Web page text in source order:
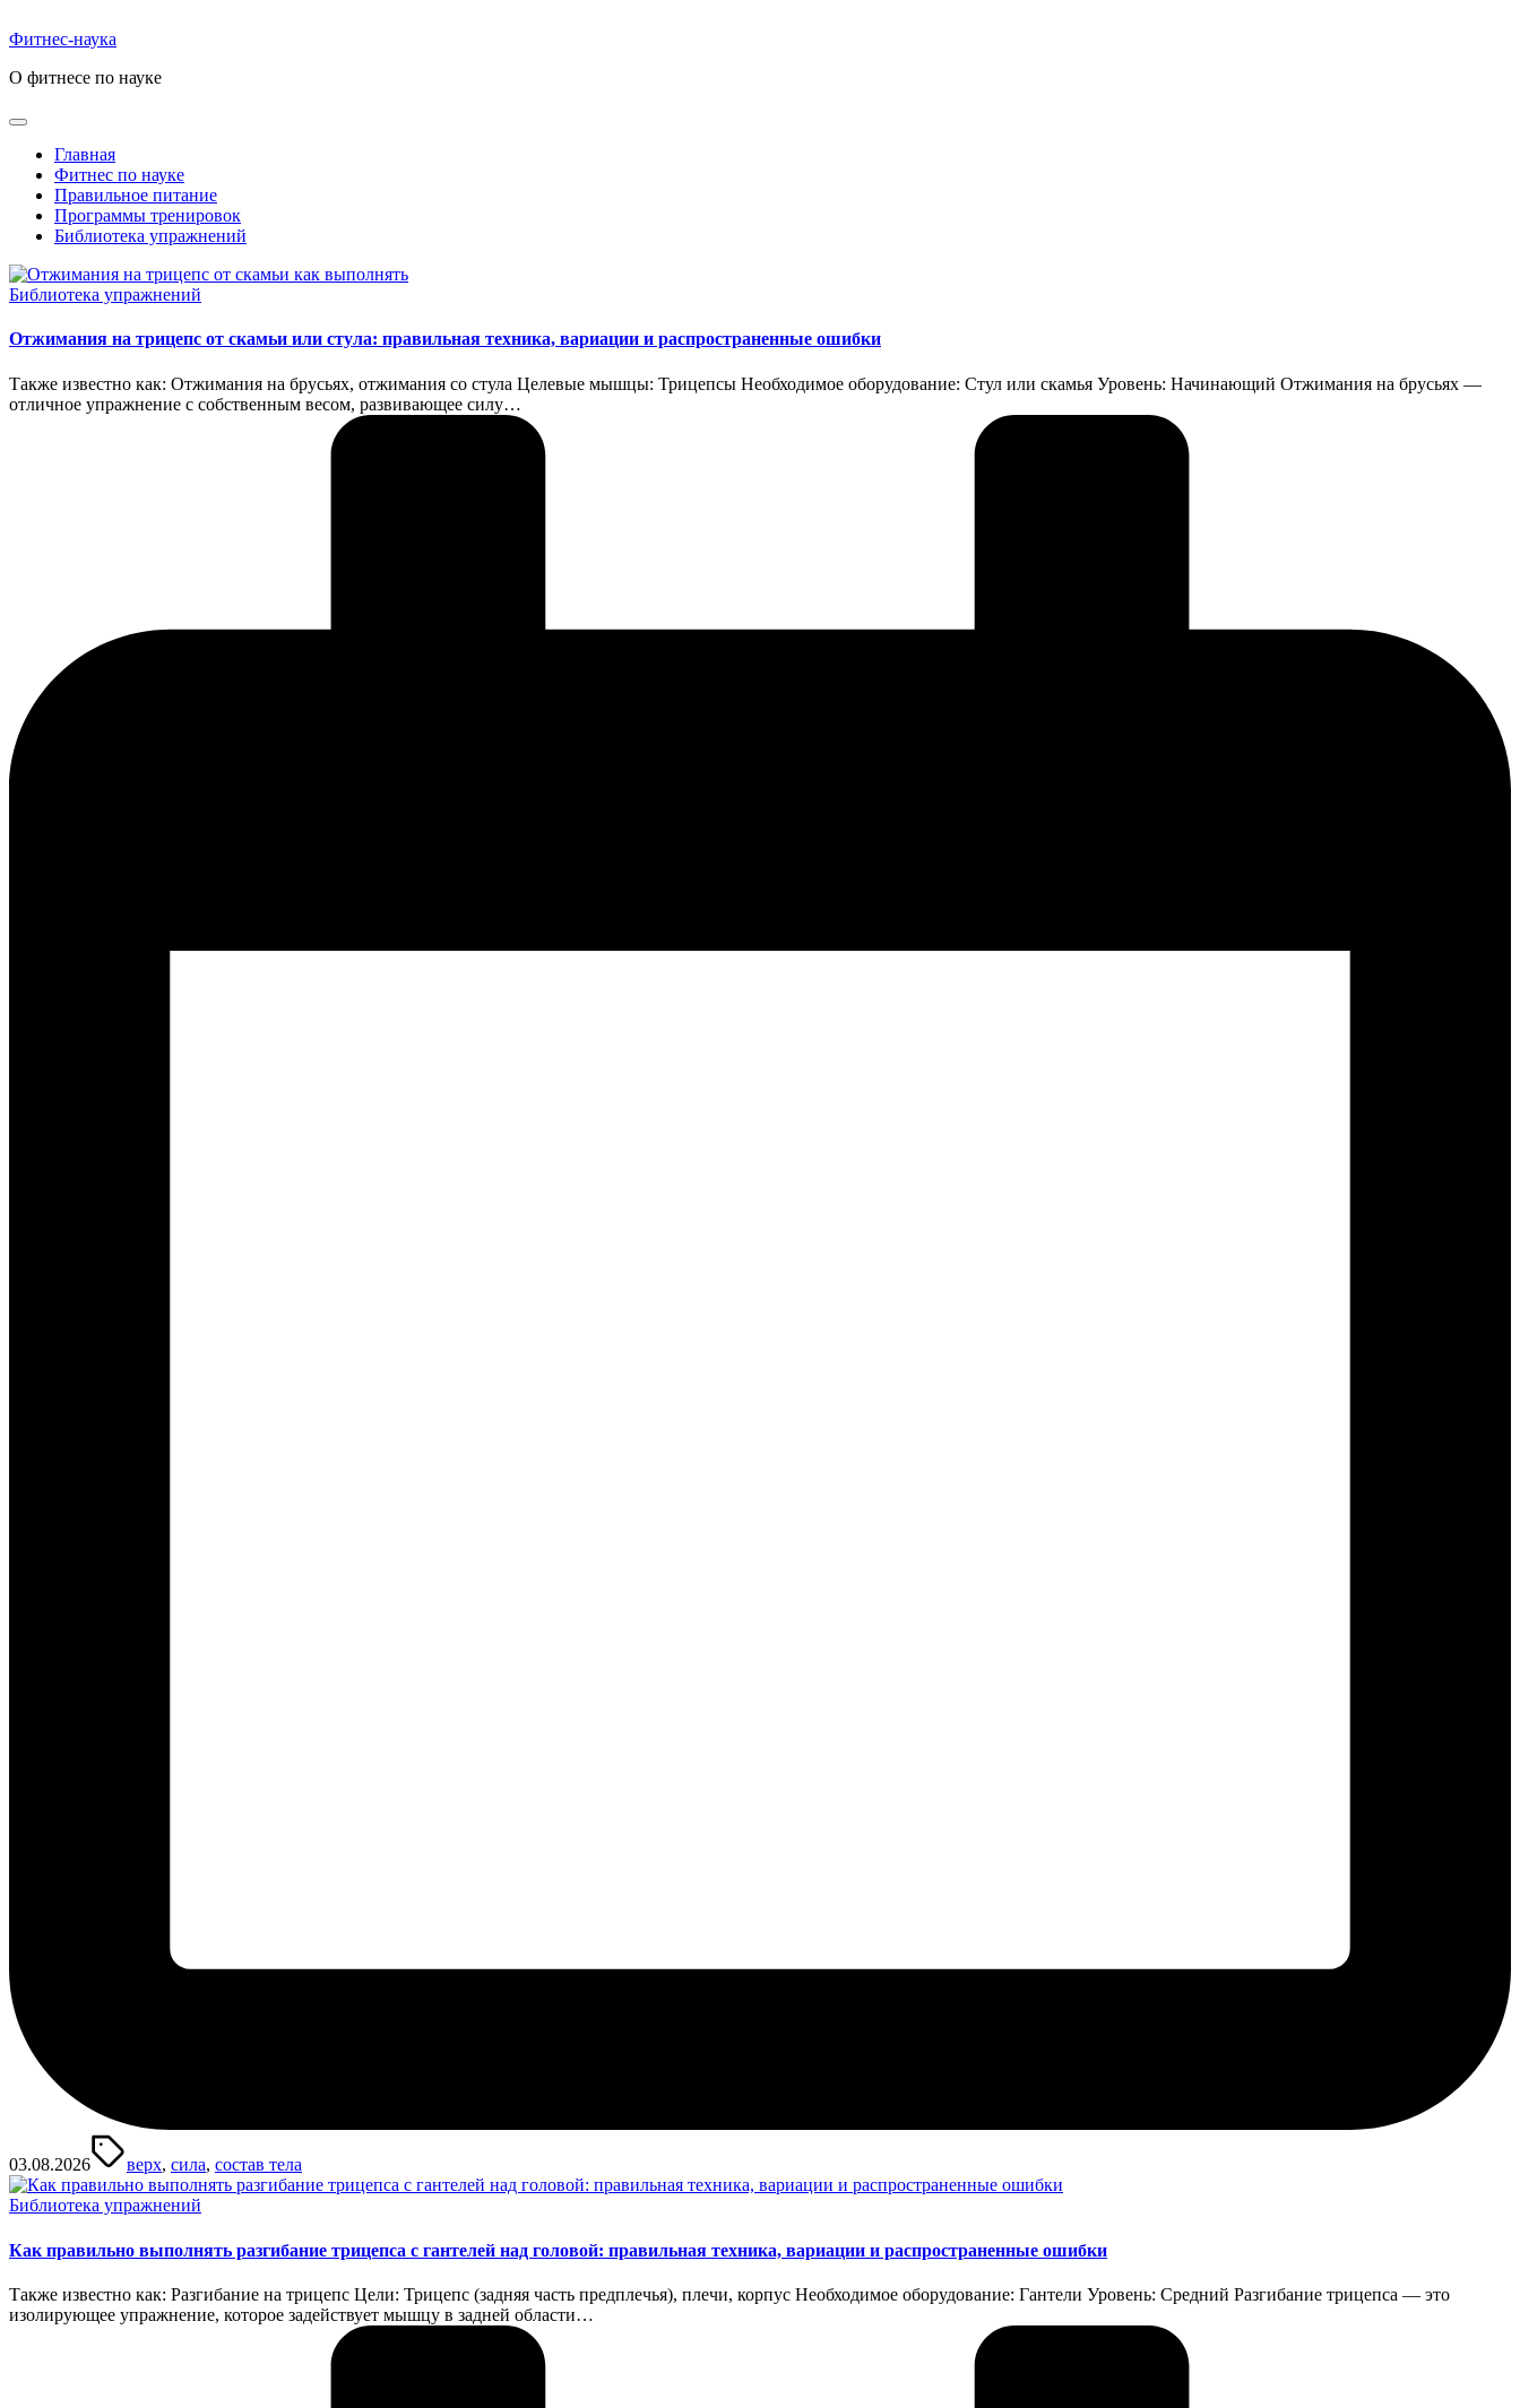
к
Фитнес-наука
О фитнесе по науке
Главная
Фитнес по науке
Правильное питание
Программы тренировок
Библиотека упражнений
Опубликовано
Библиотека упражнений
Отжимания на трицепс от скамьи или стула: правильная техника, вариации и распространенные ошибки
Также известно как: Отжимания на брусьях, отжимания со стула Целевые мышцы: Трицепсы Необходимое оборудование: Стул или скамья Уровень: Начинающий Отжимания на брусьях —
отличное упражнение с собственным весом, развивающее силу…
03.08.2026
Метки:
верх, сила, состав тела
Опубликовано
Библиотека упражнений
Как правильно выполнять разгибание трицепса с гантелей над головой: правильная техника, вариации и распространенные ошибки
Также известно как: Разгибание на трицепс Цели: Трицепс (задняя часть предплечья), плечи, корпус Необходимое оборудование: Гантели Уровень: Средний Разгибание трицепса — это
изолирующее упражнение, которое задействует мышцу в задней области…